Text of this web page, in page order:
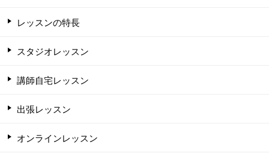
レッスンの特長
スタジオレッスン
講師自宅レッスン
出張レッスン
オンラインレッスン